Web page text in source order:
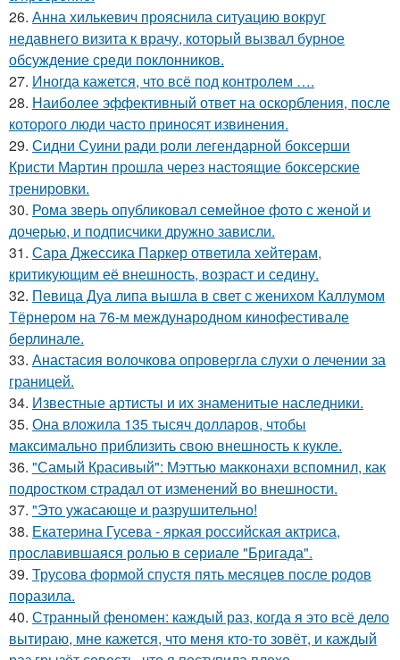
26. Анна хилькевич прояснила ситуацию вокруг
недавнего визита к врачу, который вызвал бурное
обсуждение среди поклонников.
27. Иногда кажется, что всё под контролем ….
28. Наиболее эффективный ответ на оскорбления, после
которого люди часто приносят извинения.
29. Сидни Суини ради роли легендарной боксерши
Кристи Мартин прошла через настоящие боксерские
тренировки.
30. Рома зверь опубликовал семейное фото с женой и
дочерью, и подписчики дружно зависли.
31. Сара Джессика Паркер ответила хейтерам,
критикующим её внешность, возраст и седину.
32. Певица Дуа липа вышла в свет с женихом Каллумом
Тёрнером на 76-м международном кинофестивале
берлинале.
33. Анастасия волочкова опровергла слухи о лечении за
границей.
34. Известные артисты и их знаменитые наследники.
35. Она вложила 135 тысяч долларов, чтобы
максимально приблизить свою внешность к кукле.
36. "Самый Красивый": Мэттью макконахи вспомнил, как
подростком страдал от изменений во внешности.
37. "Это ужасающе и разрушительно!
38. Екатерина Гусева - яркая российская актриса,
прославившаяся ролью в сериале "Бригада".
39. Трусова формой спустя пять месяцев после родов
поразила.
40. Странный феномен: каждый раз, когда я это всё дело
вытираю, мне кажется, что меня кто-то зовёт, и каждый